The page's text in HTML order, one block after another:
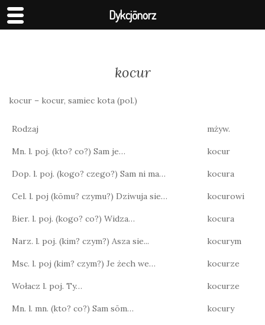
kocur
kocur – kocur, samiec kota (pol.)
Rodzaj mżyw.
Mn. l. poj. (kto? co?) Sam je… kocur
Dop. l. poj. (kogo? czego?) Sam ni ma… kocura
Cel. l. poj (kōmu? czymu?) Dziwuja sie… kocurowi
Bier. l. poj. (kogo? co?) Widza… kocura
Narz. l. poj. (kim? czym?) Asza sie... kocurym
Msc. l. poj (kim? czym?) Je żech we… kocurze
Wołacz l. poj. Ty… kocurze
Mn. l. mn. (kto? co?) Sam sōm… kocury
Dykcjōnorz